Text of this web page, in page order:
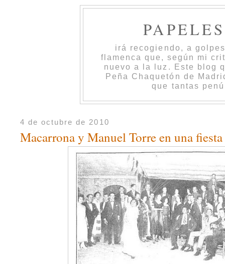
irá recogiendo, a
flamenca que, según mi
nuevo a la luz. Este blog
Peña Chaquetón de
que tantas
4 de octubre de 2010
Macarrona y Manuel Torre en una